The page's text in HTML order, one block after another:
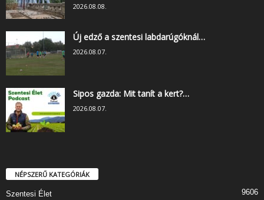
2026.08.08.
Új edző a szentesi labdarúgóknál…
2026.08.07.
Sipos gazda: Mit tanít a kert?…
2026.08.07.
NÉPSZERŰ KATEGÓRIÁK
Szentesi Élet 9606